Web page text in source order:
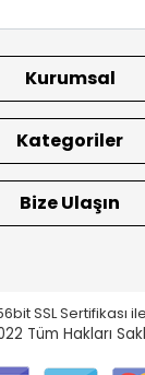
Kurumsal
Kategoriler
Bize Ulaşın
SSL Sertifikası
Tüm Hakları